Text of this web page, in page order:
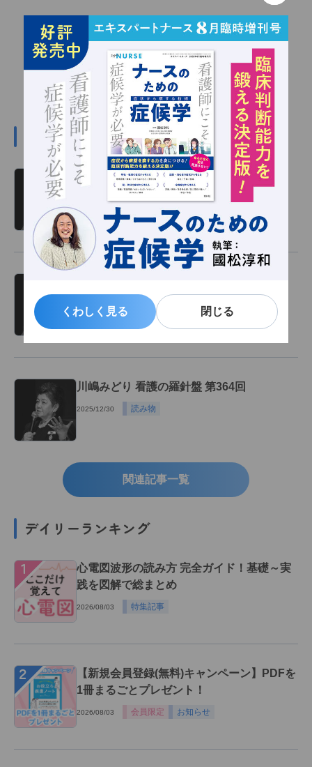
くわしく見る 閉じる
くわしく見る 閉じる
#川嶋みどりの関連記事
川嶋みどり 看護の羅針盤 第366回
読み物
川嶋みどり 看護の羅針盤 第364回
2025/12/30 読み物
関連記事一覧
デイリーランキング
１
心電図波形の読み方 完全ガイド！基礎～実
践を図解で総まとめ
2026/08/03 特集記事
２
【新規会員登録(無料)キャンペーン】PDFを
1冊まるごとプレゼント！
2026/08/03 会員限定 お知らせ